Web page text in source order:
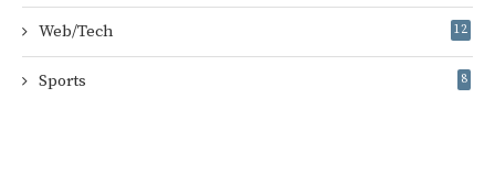
Web/Tech 12
Sports 8